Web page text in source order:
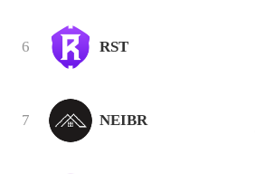
6 RST
7 NEIBR